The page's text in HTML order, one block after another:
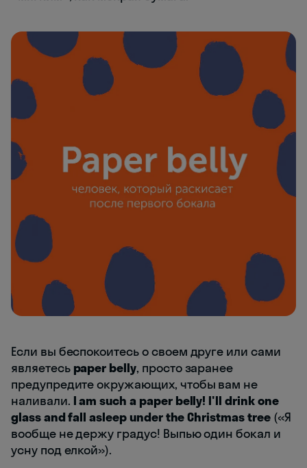
Если вы беспокоитесь о своем друге или сами
являетесь paper belly, просто заранее
предупредите окружающих, чтобы вам не
наливали. I am such a paper belly! I'll drink one
glass and fall asleep under the Christmas tree(«Я
вообще не держу градус! Выпью один бокал и
усну под елкой»).